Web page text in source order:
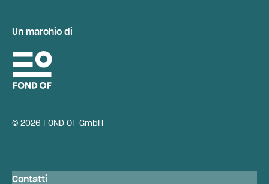
Un marchio di
© 2026 FOND OF GmbH
Contatti